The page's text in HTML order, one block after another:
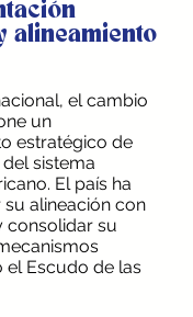
alineamiento
el cambio
un
estratégico de
sistema
El país ha
alineación con
consolidar su
el Escudo de las